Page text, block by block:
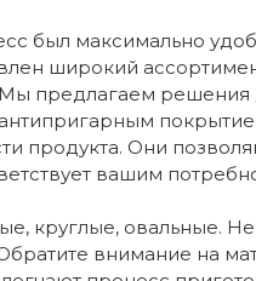
был максимально
широкий
Мы предлагаем
продукта. Они
вашим
круглые, овальные.
внимание на